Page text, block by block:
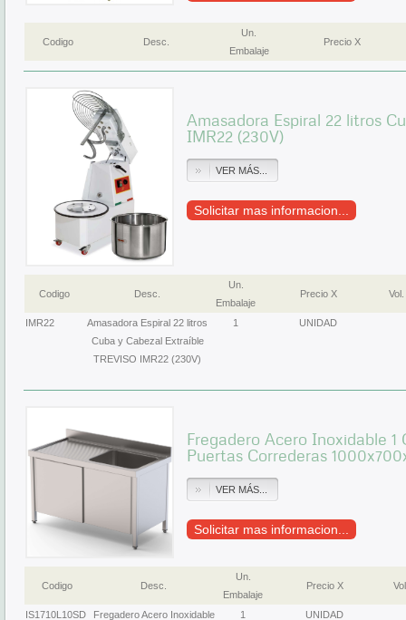
Codigo Desc.
Un.
Embalaje
Precio X
Amasadora Espiral 22 litros
IMR22 (230V)
VER MÁS...
Solicitar mas informacion...
Codigo Desc.
Un.
Embalaje
Precio X Vol.
IMR22
Amasadora Espiral 22 litros
Cuba y Cabezal Extraíble
TREVISO IMR22 (230V)
1 UNIDAD
Fregadero Acero Inoxidable
Puertas Correderas
VER MÁS...
Solicitar mas informacion...
Codigo Desc.
Un.
Embalaje
Precio X
IS1710L10SD
Fregadero Acero Inoxidable
1 UNIDAD